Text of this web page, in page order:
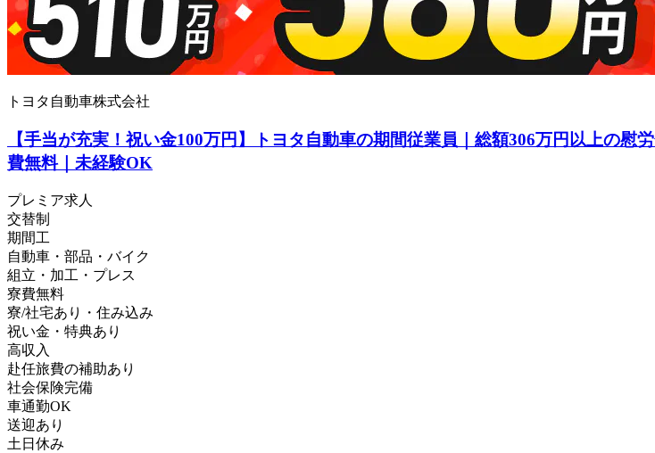
トヨタ自動車株式会社
【手当が充実！祝い金100万円】トヨタ自動車の期間従業員｜総額306万円以上の
費無料｜未経験OK
プレミア求人
交替制
期間工
自動車・部品・バイク
組立・加工・プレス
寮費無料
寮/社宅あり・住み込み
祝い金・特典あり
高収入
赴任旅費の補助あり
社会保険完備
車通勤OK
送迎あり
土日休み